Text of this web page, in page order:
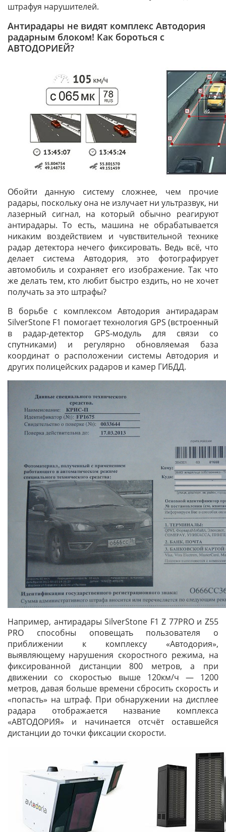
штрафуя нарушителей.
Антирадары не видят комплекс Автодория
радарным блоком! Как бороться с
АВТОДОРИЕЙ?
Обойти данную систему сложнее, чем прочие
радары, поскольку она не излучает ни ультразвук, ни
лазерный сигнал, на который обычно реагируют
антирадары. То есть, машина не обрабатывается
никаким воздействием и чувствительной технике
радар детектора нечего фиксировать. Ведь всё, что
делает система Автодория, это фотографирует
автомобиль и сохраняет его изображение. Так что
же делать тем, кто любит быстро ездить, но не хочет
получать за это штрафы?
В борьбе с комплексом Автодория антирадарам
SilverStone F1 помогает технология GPS (встроенный
в радар-детектор GPS-модуль для связи со
спутниками) и регулярно обновляемая база
координат о расположении системы Автодория и
других полицейских радаров и камер ГИБДД.
Например, антирадары SilverStone F1 Z 77PRO и Z55
PRO способны оповещать пользователя о
приближении к комплексу «Автодория»,
выявляющему нарушения скоростного режима, на
фиксированной дистанции 800 метров, а при
движении со скоростью выше 120км/ч — 1200
метров, давая больше времени сбросить скорость и
«попасть» на штраф. При обнаружении на дисплее
радара отображается название комплекса
«АВТОДОРИЯ» и начинается отсчёт оставшейся
дистанции до точки фиксации скорости.